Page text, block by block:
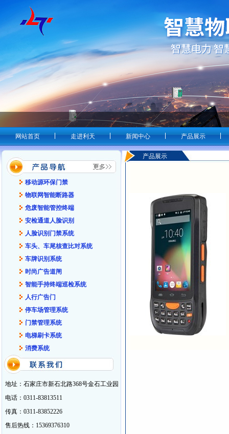
网站首页 走进利天 新闻中心 产品展示
移动源环保门禁
物联网智能断路器
危废智能管控终端
安检通道人脸识别
人脸识别门禁系统
车头、车尾核查比对系统
车牌识别系统
时尚广告道闸
智能手持终端巡检系统
人行广告门
停车场管理系统
门禁管理系统
电梯刷卡系统
消费系统
地址：石家庄市新石北路368号金石工业园
电话：0311-83813511
传真：0311-83852226
售后热线：15369376310
产品展示